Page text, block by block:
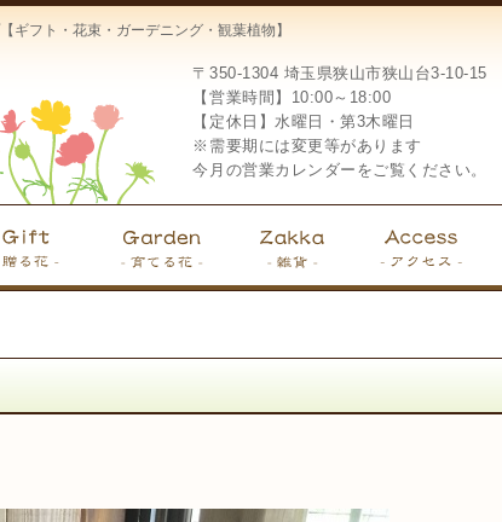
フト・花束・ガーデニング・観葉植物】
〒350-1304 埼玉県狭山市狭山台3-10-15
【営業時間】10:00～18:00
【定休日】水曜日・第3木曜日
※需要期には変更等があります
今月の営業カレンダーをご覧ください。